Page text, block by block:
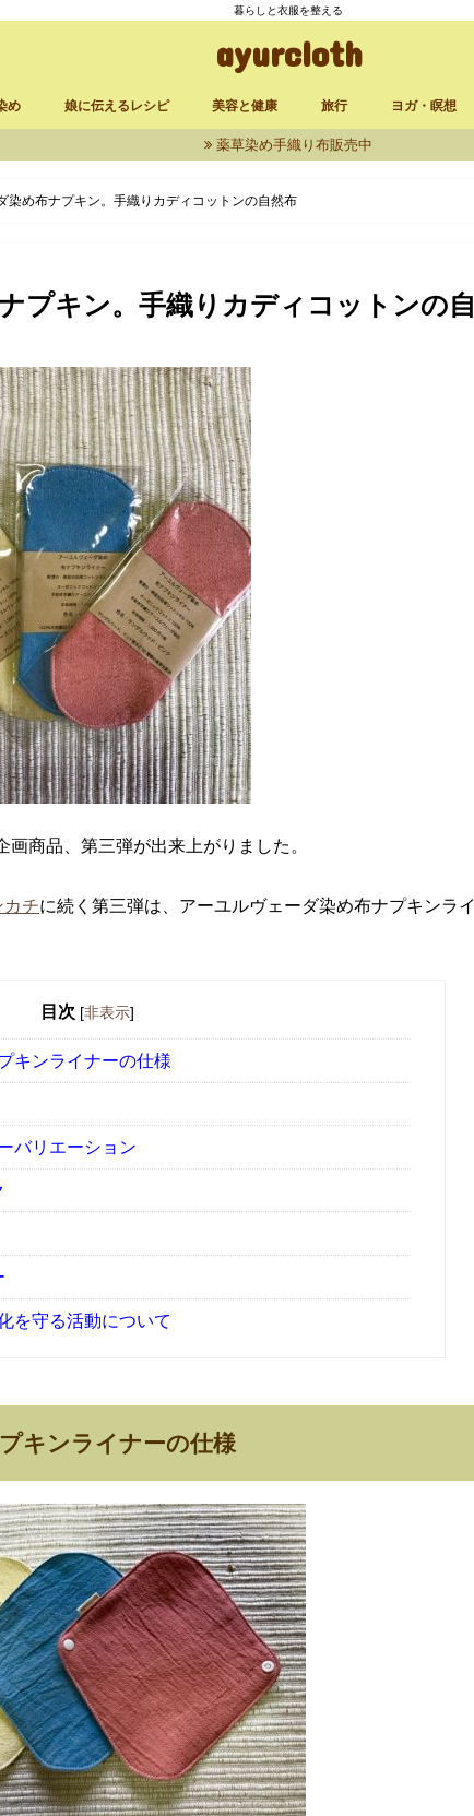
暮らしと衣服を整える
ayurcloth
め 娘に伝えるレシピ 美容と健康
からだに良いもの
セルフケア
旅行
台湾
三峯神社
大分・熊本
ヨガ・瞑想
薬草染め手織り布販売中
染め布ナプキン。手織りカディコットンの自然布
プキン。手織りカディコットンの自
商品、第三弾が出来上がりました。
カチに続く第三弾は、アーユルヴェーダ染め布ナプキンライ
目次 [非表示]
キンライナーの仕様
バリエーション
を守る活動について
キンライナーの仕様